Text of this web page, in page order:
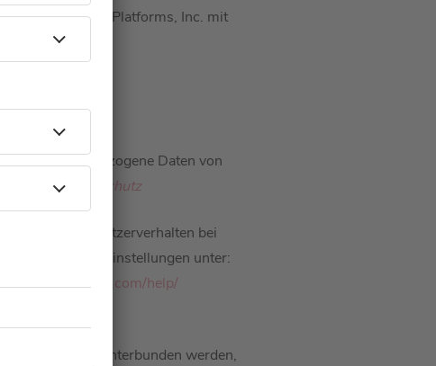
durch die Meta Platforms, Inc. mit
personenbezogene Daten von
datenschutz
inwieweit ihr Nutzerverhalten bei
die Facebook-Einstellungen unter:
www.facebook.com/help/
dadurch unterbunden werden,